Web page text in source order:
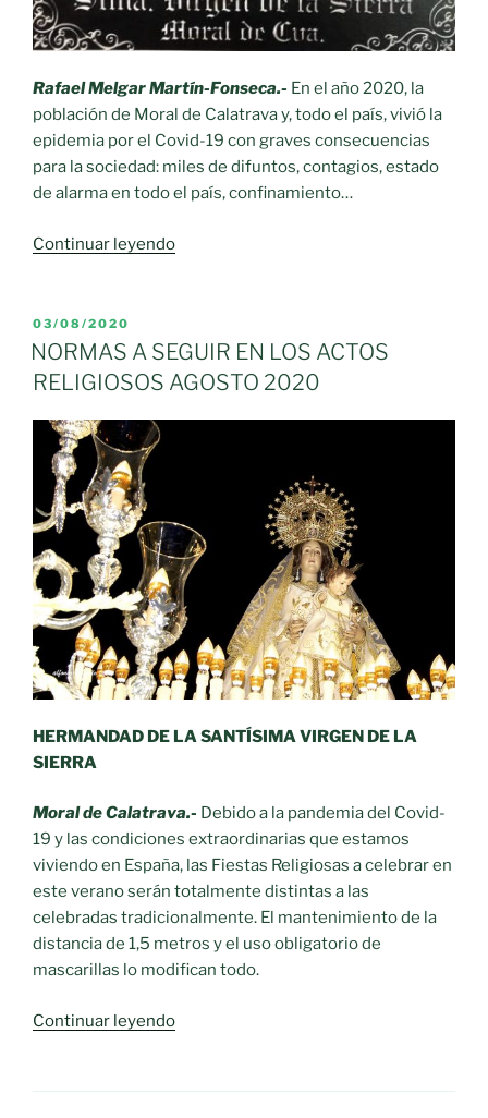
Rafael Melgar Martín-Fonseca.- En el año 2020, la
población de Moral de Calatrava y, todo el país, vivió la
epidemia por el Covid-19 con graves consecuencias
para la sociedad: miles de difuntos, contagios, estado
de alarma en todo el país, confinamiento…
Continuar leyendo«Fiestas
de
la
2020»
PUBLICADO
EL
03/08/2020
NORMAS A SEGUIR EN LOS ACTOS
RELIGIOSOS AGOSTO 2020
HERMANDAD DE LA SANTÍSIMA VIRGEN DE LA
SIERRA
Moral de Calatrava.- Debido a la pandemia del Covid-
19 y las condiciones extraordinarias que estamos
viviendo en España, las Fiestas Religiosas a celebrar en
este verano serán totalmente distintas a las
celebradas tradicionalmente. El mantenimiento de la
distancia de 1,5 metros y el uso obligatorio de
mascarillas lo modifican todo.
Continuar leyendo«NORMAS
EN